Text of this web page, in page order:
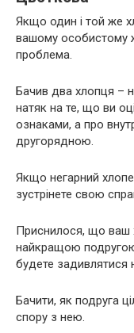
Якщо один і той же
вашому особистому
проблема.
Бачив два хлопця –
натяк на те, що ви
ознаками, а про
другорядною.
Якщо негарний
зустрінете свою
Приснилося, що ваш
найкращою
будете задивлятися
Бачити, як подруга
спору з нею.